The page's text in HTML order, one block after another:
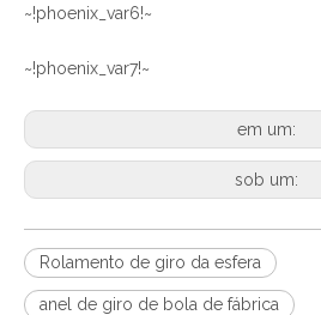
~!phoenix_var6!~
~!phoenix_var7!~
em um:
sob um:
Rolamento de giro da esfera
anel de giro de bola de fábrica